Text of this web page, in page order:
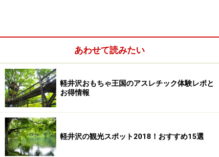
地図：Yahoo!地図情報
URL：
http://www.city.komoro.nagano.jp/www/contents/12640
32294131/index.html
※記事内容は執筆時点のものです。最新の内容をご確認くださ
い。
あわせて読みたい
軽井沢おもちゃ王国のアスレチック体験レポと
お得情報
軽井沢の観光スポット2018！おすすめ15選